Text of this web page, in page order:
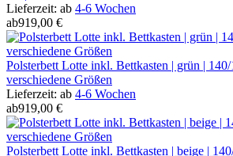
Lieferzeit: ab 4-6 Wochen
ab919,00 €
Polsterbett Lotte inkl. Bettkasten | grün |
verschiedene Größen
Lieferzeit: ab 4-6 Wochen
ab919,00 €
Polsterbett Lotte inkl. Bettkasten | beige |